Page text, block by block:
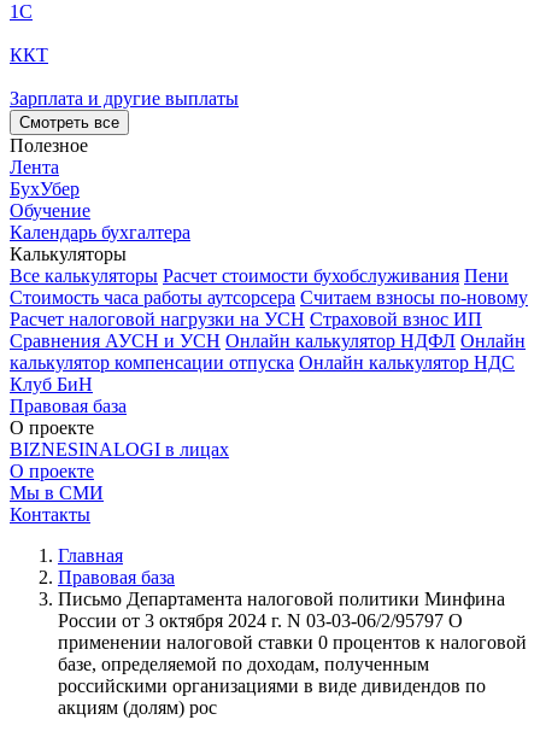
1С
ККТ
Зарплата и другие выплаты
Смотреть все
Полезное
Лента
БухУбер
Обучение
Календарь бухгалтера
Калькуляторы
Все калькуляторы Расчет стоимости бухобслуживания Пени
Стоимость часа работы аутсорсера Считаем взносы по-новому
Расчет налоговой нагрузки на УСН Страховой взнос ИП
Сравнения АУСН и УСН Онлайн калькулятор НДФЛ Онлайн
калькулятор компенсации отпуска Онлайн калькулятор НДС
Клуб БиН
Правовая база
О проекте
BIZNESINALOGI в лицах
О проекте
Мы в СМИ
Контакты
Главная
Правовая база
Письмо Департамента налоговой политики Минфина
России от 3 октября 2024 г. N 03-03-06/2/95797 О
применении налоговой ставки 0 процентов к налоговой
базе, определяемой по доходам, полученным
российскими организациями в виде дивидендов по
акциям (долям) рос